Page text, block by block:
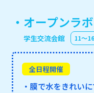
・オープンラボ
学生交流会館 11〜
全日程開催
・膜で水をきれい